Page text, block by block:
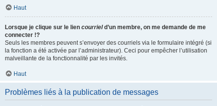
Haut
Lorsque je clique sur le lien courrield’un membre, on me demande de me
connecter !?
Seuls les membres peuvent s’envoyer des courriels via le formulaire intégré (si
la fonction a été activée par l’administrateur). Ceci pour empêcher l’utilisation
malveillante de la fonctionnalité par les invités.
Haut
Problèmes liés à la publication de messages